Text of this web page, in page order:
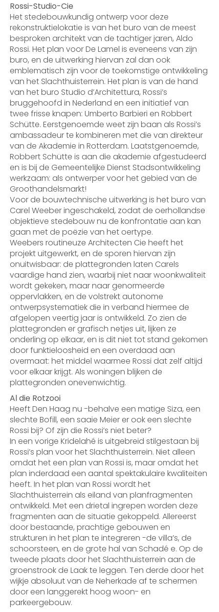
Rossi-Studio-Cie
Het stedebouwkundig ontwerp voor deze
rekonstruktielokatie is van het buro van de meest
besproken architekt van de tachtiger jaren, Aldo
Rossi. Het plan voor De Lamel is eveneens van zijn
buro, en de uitwerking hiervan zal dan ook
emblematisch zijn voor de toekomstige ontwikkeling
van het Slachthuisterrein. Het plan is van de hand
van het buro Studio d’Architettura, Rossi’s
bruggehoofd in Nederland en een initiatief van
twee frisse knapen: Umberto Barbieri en Robbert
Schütte. Eerstgenoemde weet zijn baan als Rossi’s
ambassadeur te kombineren met die van direkteur
van de Akademie in Rotterdam. Laatstgenoemde,
Robbert Schütte is aan die akademie afgestudeerd
en is bij de Gemeentelijke Dienst Stadsontwikkeling
werkzaam: als ontwerper voor het gebied van de
Groothandelsmarkt!
Voor de bouwtechnische uitwerking is het buro van
Carel Weeber ingeschakeld, zodat de oerhollandse
objektieve stedebouw nu de konfrontatie aan kan
gaan met de poëzie van het oertype.
Weebers routineuze Architecten Cie heeft het
projekt uitgewerkt, en de sporen hiervan zijn
onuitwisbaar: de plattegronden laten Carels
vaardige hand zien, waarbij niet naar woonkwaliteit
wordt gekeken, maar naar genormeerde
oppervlakken, en de volstrekt autonome
ontwerpsystematiek die in verband hiermee de
afgelopen veertig jaar is ontwikkeld. Zo zien de
plattegronden er grafisch netjes uit, lijken ze
onderling op elkaar, en is dit niet tot stand gekomen
door funktieloosheid en een overdaad aan
overmaat: het middel waarmee Rossi dat zelf altijd
voor elkaar krijgt. Als woningen blijken de
plattegronden onevenwichtig.
Al die Rotzooi
Heeft Den Haag nu -behalve een matige Siza, een
slechte Bofill, een saaie Meier er ook een slechte
Rossi bij? Of zijn die Rossi’s niet beter?
In een vorige Kridelahé is uitgebreid stilgestaan bij
Rossi’s plan voor het Slachthuisterrein. Niet alleen
omdat het een plan van Rossi is, maar omdat het
plan inderdaad een aantal spektakulaire kwaliteiten
heeft. In het plan van Rossi wordt het
Slachthuisterrein als eiland van planfragmenten
ontwikkeld. Met een drietal ingrepen worden deze
fragmenten aan de situatie gekoppeld. Allereerst
door bestaande, prachtige gebouwen en
strukturen in het plan te integreren -de villa’s, de
schoorsteen, en de grote hal van Schadé e. Op de
tweede plaats door het Slachthuisterrein aan de
groenstrook de Laak te leggen. Ten derde door het
wijkje absoluut van de Neherkade af te schermen
door een langgerekt hoog woon- en
parkeergebouw.